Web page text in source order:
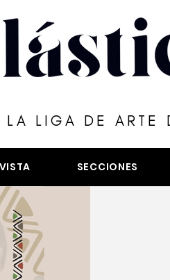
LA LIGA DE ARTE
SECCIONES